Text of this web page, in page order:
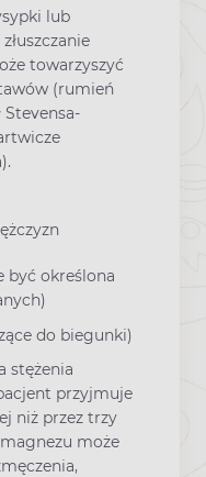
lub
towarzyszyć
(rumień
Stevensa-
być określona
do biegunki)
stężenia
przyjmuje
niż przez trzy
magnezu może